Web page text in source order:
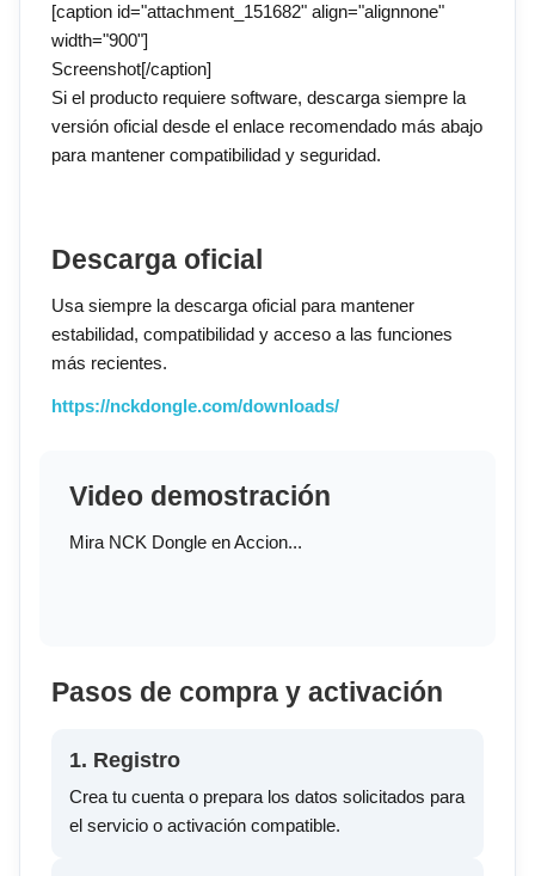
[caption id="attachment_151682" align="alignnone"
width="900"]
Screenshot[/caption]
Si el producto requiere software, descarga siempre la
versión oficial desde el enlace recomendado más abajo
para mantener compatibilidad y seguridad.
Descarga oficial
Usa siempre la descarga oficial para mantener
estabilidad, compatibilidad y acceso a las funciones
más recientes.
https://nckdongle.com/downloads/
Video demostración
Mira NCK Dongle en Accion...
Pasos de compra y activación
1. Registro
Crea tu cuenta o prepara los datos solicitados para
el servicio o activación compatible.